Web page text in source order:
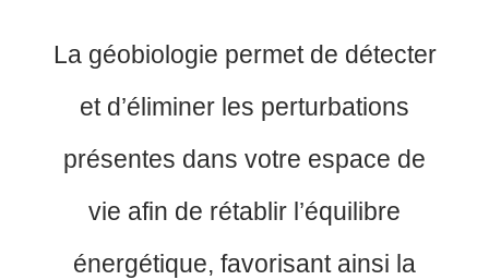
La géobiologie permet de détecter
et d’éliminer les perturbations
présentes dans votre espace de
vie afin de rétablir l’équilibre
énergétique, favorisant ainsi la